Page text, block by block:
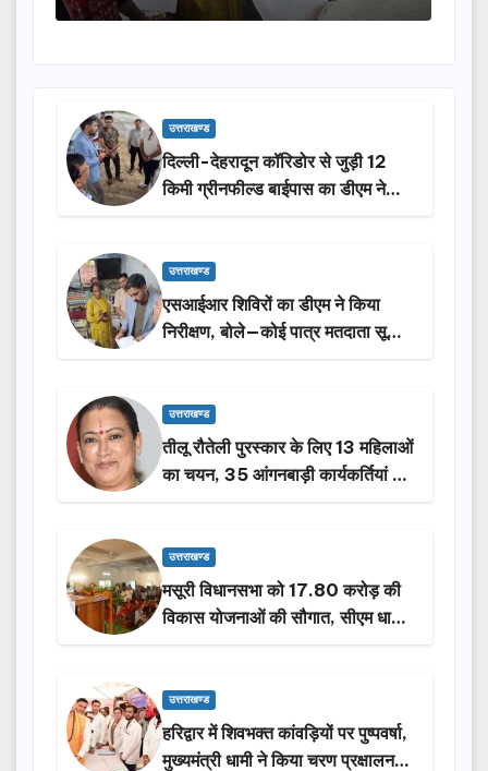
उत्तराखण्ड
दिल्ली-देहरादून कॉरिडोर से जुड़ी 12
किमी ग्रीनफील्ड बाईपास का डीएम ने
किया निरीक्षण…
उत्तराखण्ड
एसआईआर शिविरों का डीएम ने किया
निरीक्षण, बोले—कोई पात्र मतदाता सूची
से न छूटे…
उत्तराखण्ड
तीलू रौतेली पुरस्कार के लिए 13 महिलाओं
का चयन, 35 आंगनबाड़ी कार्यकर्तियां भी
होंगी सम्मानित…
उत्तराखण्ड
मसूरी विधानसभा को 17.80 करोड़ की
विकास योजनाओं की सौगात, सीएम धामी
ने किया लोकार्पण-शिलान्यास.
उत्तराखण्ड
हरिद्वार में शिवभक्त कांवड़ियों पर पुष्पवर्षा,
मुख्यमंत्री धामी ने किया चरण प्रक्षालन…